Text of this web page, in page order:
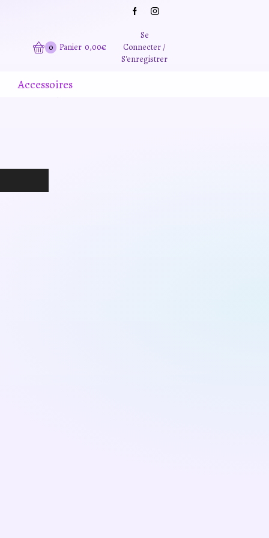
0 Panier 0,00€
Se
Connecter /
S'enregistrer
Accessoires